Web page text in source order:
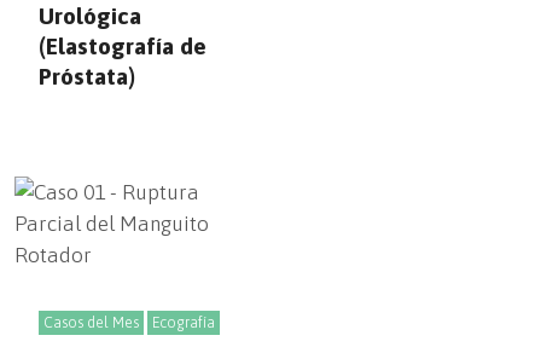
Urológica
(Elastografía de
Próstata)
Casos del Mes Ecografía